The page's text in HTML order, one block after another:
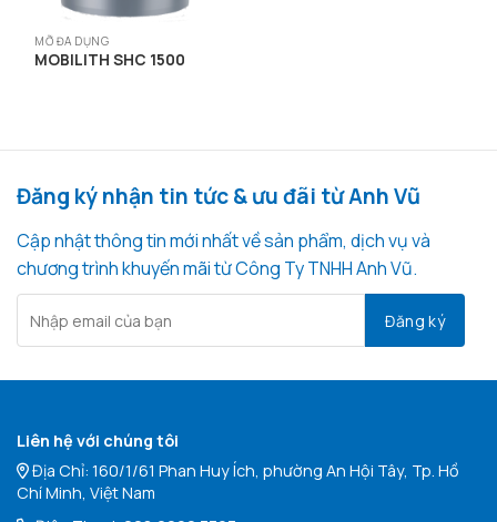
MỠ ĐA DỤNG
MOBILITH SHC 1500
Đăng ký nhận tin tức & ưu đãi từ Anh Vũ
Cập nhật thông tin mới nhất về sản phẩm, dịch vụ và
chương trình khuyến mãi từ Công Ty TNHH Anh Vũ.
Liên hệ với chúng tôi
Địa Chỉ: 160/1/61 Phan Huy Ích, phường An Hội Tây, Tp. Hồ
Chí Minh, Việt Nam